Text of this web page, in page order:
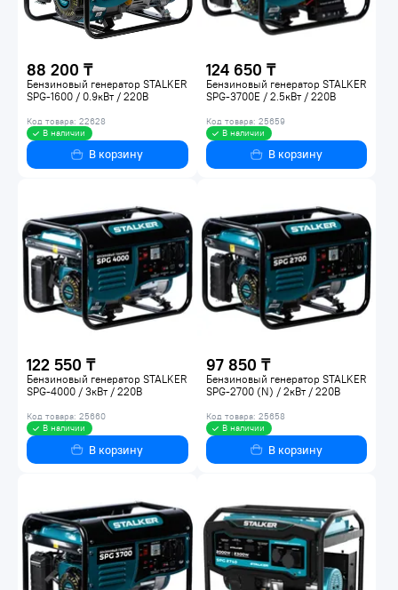
88 200 ₸
Бензиновый генератор STALKER
SPG-1600 / 0.9кВт / 220В
Код товара: 22628
В наличии
В корзину
124 650 ₸
Бензиновый генератор STALKER
SPG-3700E / 2.5кВт / 220В
Код товара: 25659
В наличии
В корзину
122 550 ₸
Бензиновый генератор STALKER
SPG-4000 / 3кВт / 220В
Код товара: 25660
В наличии
В корзину
97 850 ₸
Бензиновый генератор STALKER
SPG-2700 (N) / 2кВт / 220В
Код товара: 25658
В наличии
В корзину